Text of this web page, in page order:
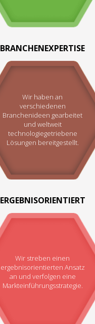
BRANCHENEXPERTISE
Wir haben an
verschiedenen
Branchenideen gearbeitet
und weltweit
technologiegetriebene
Lösungen bereitgestellt.
ERGEBNISORIENTIERT
Wir streben einen
ergebnisorientierten Ansatz
an und verfolgen eine
Markteinführungsstrategie.